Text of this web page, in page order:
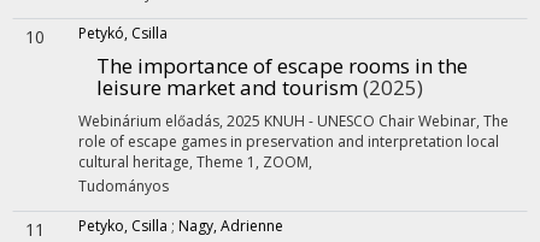
10 Petykó, Csilla
The importance of escape rooms in the
leisure market and tourism(2025)
Webinárium előadás, 2025 KNUH - UNESCO Chair Webinar, The
role of escape games in preservation and interpretation local
cultural heritage, Theme 1 , ZOOM,
Tudományos
11 Petyko, Csilla ; Nagy, Adrienne